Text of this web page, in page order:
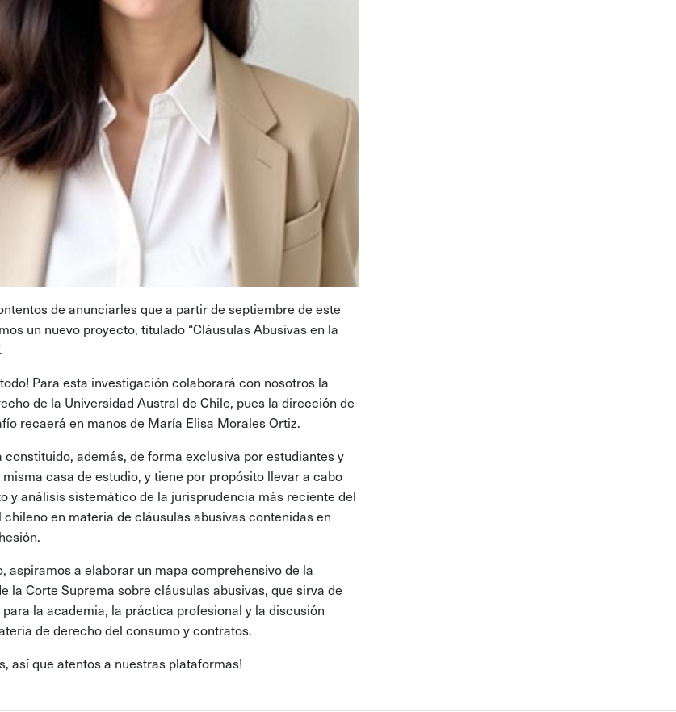
de anunciarles que a partir de septiembre de este
un nuevo proyecto, titulado “Cláusulas Abusivas en la
todo! Para esta investigación colaborará con nosotros la
de la Universidad Austral de Chile, pues la dirección de
recaerá en manos de María Elisa Morales Ortiz.
constituido, además, de forma exclusiva por estudiantes y
casa de estudio, y tiene por propósito llevar a cabo
y análisis sistemático de la jurisprudencia más reciente del
en materia de cláusulas abusivas contenidas en
aspiramos a elaborar un mapa comprehensivo de la
la Corte Suprema sobre cláusulas abusivas, que sirva de
la academia, la práctica profesional y la discusión
de derecho del consumo y contratos.
así que atentos a nuestras plataformas!